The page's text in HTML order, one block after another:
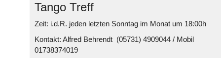
Tango Treff
Zeit: i.d.R. jeden letzten Sonntag im Monat um 18:00h
Kontakt: Alfred Behrendt (05731) 4909044 / Mobil
01738374019